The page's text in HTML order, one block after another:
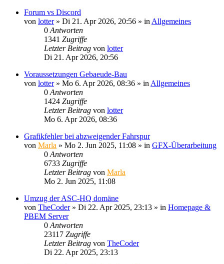
Forum vs Discord
von lotter» Di 21. Apr 2026, 20:56 » in Allgemeines
0 Antworten
1341 Zugriffe
Letzter Beitrag von lotter
Di 21. Apr 2026, 20:56
Voraussetzungen Gebaeude-Bau
von lotter» Mo 6. Apr 2026, 08:36 » in Allgemeines
0 Antworten
1424 Zugriffe
Letzter Beitrag von lotter
Mo 6. Apr 2026, 08:36
Grafikfehler bei abzweigender Fahrspur
von Marla » Mo 2. Jun 2025, 11:08 » in GFX-Überarbeitung
0 Antworten
6733 Zugriffe
Letzter Beitrag von Marla
Mo 2. Jun 2025, 11:08
Umzug der ASC-HQ domäne
von TheCoder» Di 22. Apr 2025, 23:13 » in Homepage &
PBEM Server
0 Antworten
23117 Zugriffe
Letzter Beitrag von TheCoder
Di 22. Apr 2025, 23:13